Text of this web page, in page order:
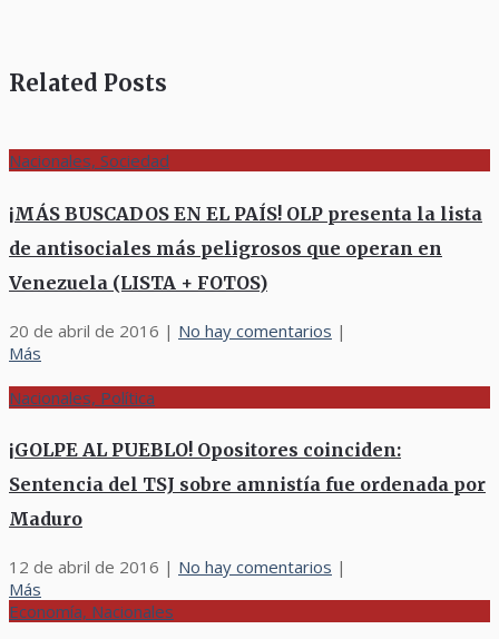
Related Posts
Nacionales, Sociedad
¡MÁS BUSCADOS EN EL PAÍS! OLP presenta la lista
de antisociales más peligrosos que operan en
Venezuela (LISTA + FOTOS)
20 de abril de 2016 | No hay comentarios |
Más
Nacionales, Política
¡GOLPE AL PUEBLO! Opositores coinciden:
Sentencia del TSJ sobre amnistía fue ordenada por
Maduro
12 de abril de 2016 | No hay comentarios |
Más
Economía, Nacionales